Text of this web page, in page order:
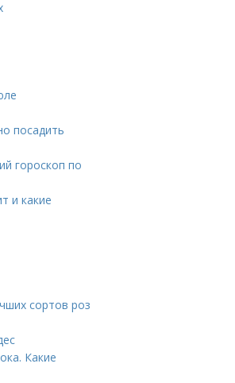
посадить
гороскоп по
и какие
сортов роз
Какие